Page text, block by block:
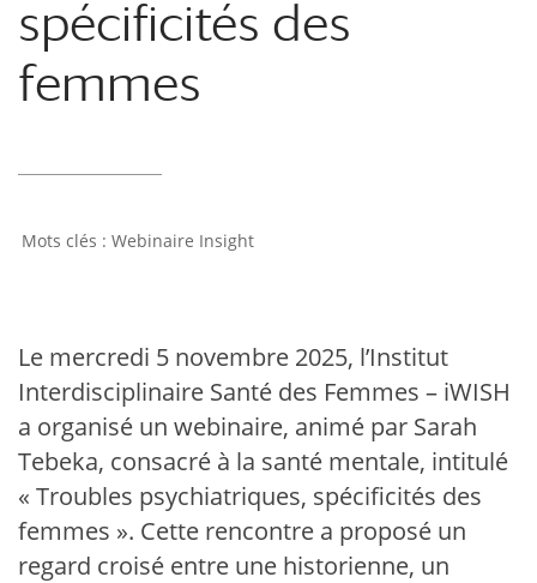
spécificités des
femmes
Webinaire Insight
Le mercredi 5 novembre 2025, l’Institut
Interdisciplinaire Santé des Femmes – iWISH
a organisé un webinaire, animé par Sarah
Tebeka, consacré à la santé mentale, intitulé
« Troubles psychiatriques, spécificités des
femmes ». Cette rencontre a proposé un
regard croisé entre une historienne, un